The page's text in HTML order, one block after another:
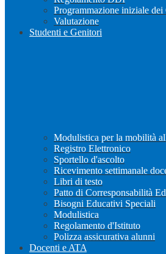
Programmazione iniziale
Valutazione
Studenti e Genitori
Modulistica per la mobilità
Registro Elettronico
Sportello d'ascolto
Ricevimento settimanale
Libri di testo
Patto di Corresponsabilità
Bisogni Educativi Speciali
Modulistica
Regolamento d'Istituto
Polizza assicurativa alunni
Docenti e ATA